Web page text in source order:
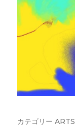
カテゴリー ARTS